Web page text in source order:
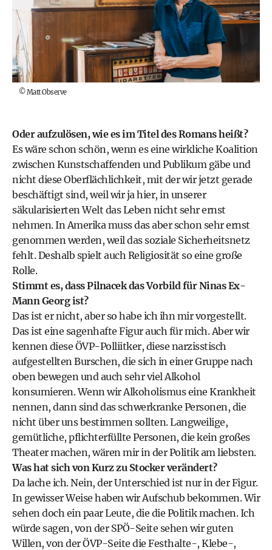
©Matt Observe
Oder aufzulösen, wie es im Titel des Romans heißt?
Es wäre schon schön, wenn es eine wirkliche Koalition
zwischen Kunstschaffenden und Publikum gäbe und
nicht diese Oberflächlichkeit, mit der wir jetzt gerade
beschäftigt sind, weil wir ja hier, in unserer
säkularisierten Welt das Leben nicht sehr ernst
nehmen. In Amerika muss das aber schon sehr ernst
genommen werden, weil das soziale Sicherheitsnetz
fehlt. Deshalb spielt auch Religiosität so eine große
Rolle.
Stimmt es, dass Pilnacek das Vorbild für Ninas Ex-
Mann Georg ist?
Das ist er nicht, aber so habe ich ihn mir vorgestellt.
Das ist eine sagenhafte Figur auch für mich. Aber wir
kennen diese ÖVP-Polliitker, diese narzisstisch
aufgestellten Burschen, die sich in einer Gruppe nach
oben bewegen und auch sehr viel Alkohol
konsumieren. Wenn wir Alkoholismus eine Krankheit
nennen, dann sind das schwerkranke Personen, die
nicht über uns bestimmen sollten. Langweilige,
gemütliche, pflichterfüllte Personen, die kein großes
Theater machen, wären mir in der Politik am liebsten.
Was hat sich von Kurz zu Stocker verändert?
Da lache ich. Nein, der Unterschied ist nur in der Figur.
In gewisser Weise haben wir Aufschub bekommen. Wir
sehen doch ein paar Leute, die die Politik machen. Ich
würde sagen, von der SPÖ-Seite sehen wir guten
Willen, von der ÖVP-Seite die Festhalte-, Klebe-,